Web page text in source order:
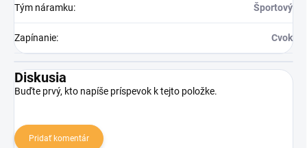
Tým náramku: Športový
Zapínanie: Cvok
Diskusia
Buďte prvý, kto napíše príspevok k tejto položke.
Pridať komentár